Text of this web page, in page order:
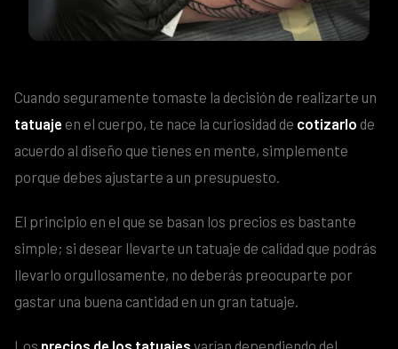
Cuando seguramente tomaste la decisión de realizarte un
tatuaje en el cuerpo, te nace la curiosidad de cotizarlo de
acuerdo al diseño que tienes en mente, simplemente
porque debes ajustarte a un presupuesto.
El principio en el que se basan los precios es bastante
simple; si desear llevarte un tatuaje de calidad que podrás
llevarlo orgullosamente, no deberás preocuparte por
gastar una buena cantidad en un gran tatuaje.
Los precios de los tatuajes varían dependiendo del